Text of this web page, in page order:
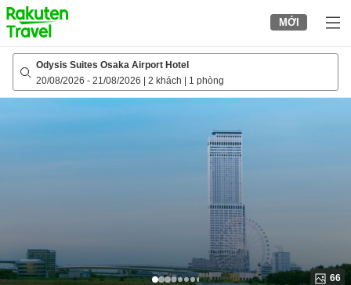
to
top
page
MỚI
Odysis Suites Osaka Airport Hotel
20/08/2026 - 21/08/2026 2 khách 1 phòng
66